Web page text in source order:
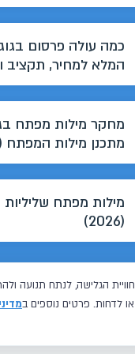
כמה עולה פרסום
המלא למחיר, תקציב
מחקר מילות מפתח
מתכנן מילות המפתח
מילות מפתח
(2026)
בכלל לתאר את מתן והצוות שלו,
חשוב אנחנו מקבלים לידים